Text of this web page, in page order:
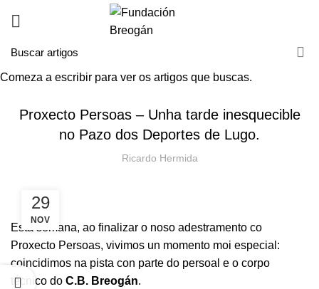
NOVAS
Proxecto Persoas – Unha tarde inesquecible
no Pazo dos Deportes de Lugo.
Ricardo Hermida
29
NOV
Esta semana, ao finalizar o noso adestramento co
Proxecto Persoas, vivimos un momento moi especial:
coincidimos na pista con parte do persoal e o corpo
técnico do C.B. Breogán.
Comeza a escribir para ver os artigos que buscas.